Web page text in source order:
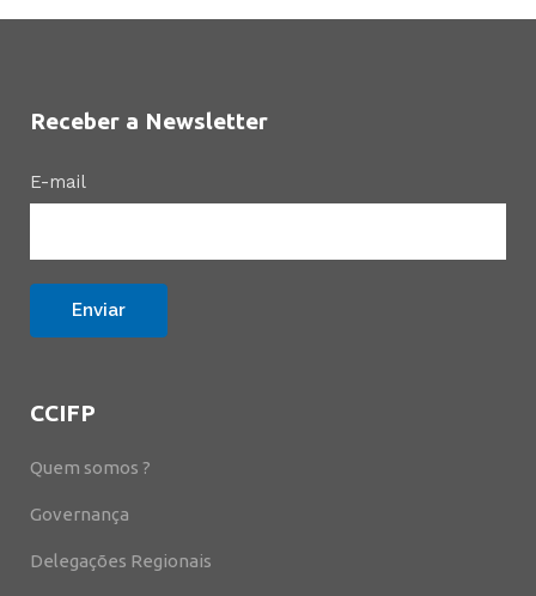
Receber a Newsletter
E-mail
CCIFP
Quem somos ?
Governança
Delegações Regionais